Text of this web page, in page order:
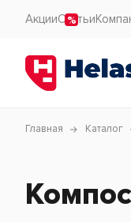
АкцииСтатьи
Главная Каталог